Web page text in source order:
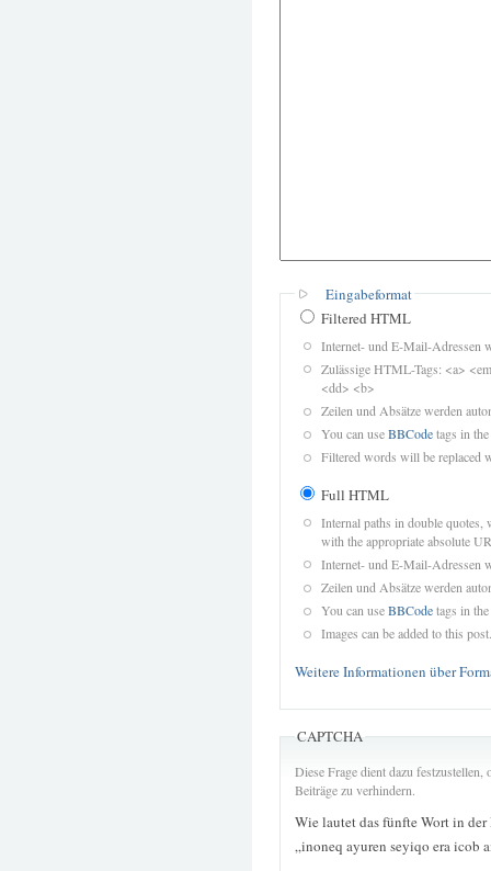
Eingabeformat
Filtered HTML
Internet- und E-Mail-Adressen
Zulässige HTML-Tags: <a>
<dd> <b>
Zeilen und Absätze werden
You can useBBCodetags in
Filtered words will be replaced
Full HTML
Internal paths in double quotes,
with the appropriate absolute
Internet- und E-Mail-Adressen
Zeilen und Absätze werden
You can useBBCodetags in
Images can be added to this post.
Weitere Informationen über
CAPTCHA
Diese Frage dient dazu
Beiträge zu verhindern.
Wie lautet das fünfte Wort in der
„inoneq ayuren seyiqo era icob